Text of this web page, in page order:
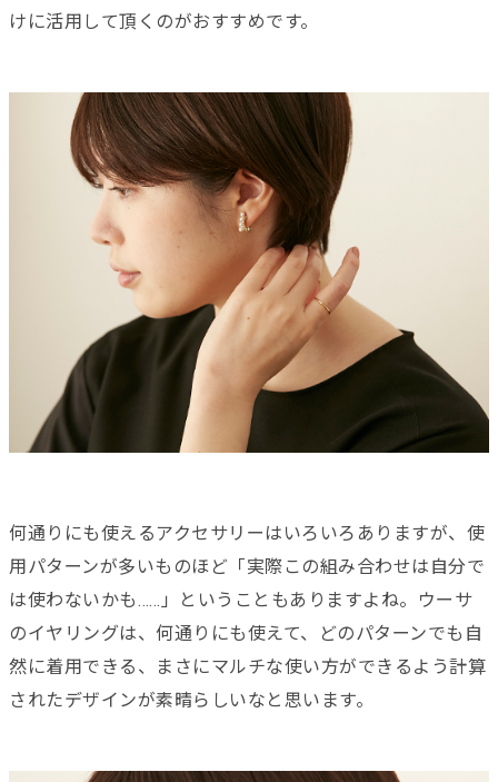
けに活用して頂くのがおすすめです。
何通りにも使えるアクセサリーはいろいろありますが、使
用パターンが多いものほど「実際この組み合わせは自分で
は使わないかも……」ということもありますよね。ウーサ
のイヤリングは、何通りにも使えて、どのパターンでも自
然に着用できる、まさにマルチな使い方ができるよう計算
されたデザインが素晴らしいなと思います。